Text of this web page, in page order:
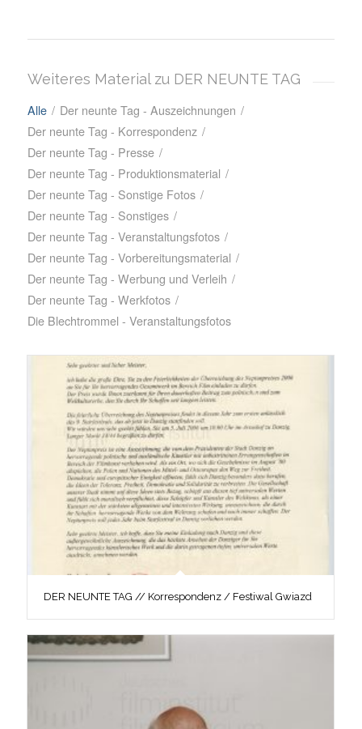
Weiteres Material zu DER NEUNTE TAG
Alle / Der neunte Tag - Auszeichnungen /
Der neunte Tag - Korrespondenz /
Der neunte Tag - Presse /
Der neunte Tag - Produktionsmaterial /
Der neunte Tag - Sonstige Fotos /
Der neunte Tag - Sonstiges /
Der neunte Tag - Veranstaltungsfotos /
Der neunte Tag - Vorbereitungsmaterial /
Der neunte Tag - Werbung und Verleih /
Der neunte Tag - Werkfotos /
Die Blechtrommel - Veranstaltungsfotos
DER NEUNTE TAG // Korrespondenz / Festiwal Gwiazd